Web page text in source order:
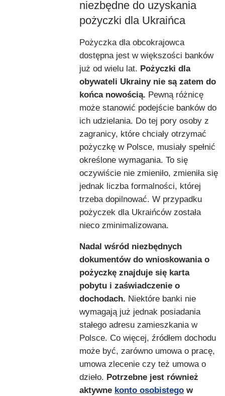
niezbędne do uzyskania
pożyczki dla Ukraińca
Pożyczka dla obcokrajowca
dostępna jest w większości banków
już od wielu lat. Pożyczki dla
obywateli Ukrainy nie są zatem do
końca nowością. Pewną różnicę
może stanowić podejście banków do
ich udzielania. Do tej pory osoby z
zagranicy, które chciały otrzymać
pożyczkę w Polsce, musiały spełnić
określone wymagania. To się
oczywiście nie zmieniło, zmieniła się
jednak liczba formalności, której
trzeba dopilnować. W przypadku
pożyczek dla Ukraińców została
nieco zminimalizowana.
Nadal wśród niezbędnych
dokumentów do wnioskowania o
pożyczkę znajduje się karta
pobytu i zaświadczenie o
dochodach. Niektóre banki nie
wymagają już jednak posiadania
stałego adresu zamieszkania w
Polsce. Co więcej, źródłem dochodu
może być, zarówno umowa o pracę,
umowa zlecenie czy też umowa o
dzieło. Potrzebne jest również
aktywne konto osobistego w